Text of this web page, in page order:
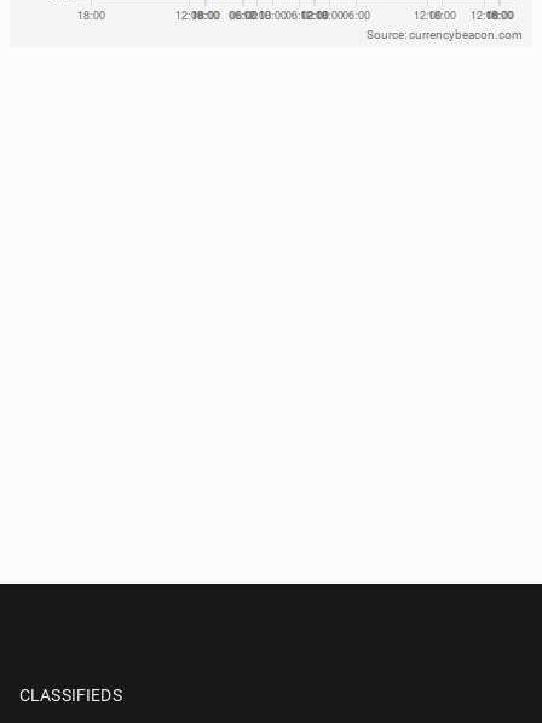
Source: currencybeacon.com
CLASSIFIEDS